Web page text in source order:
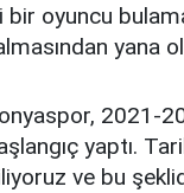
bir oyuncu
yana
2021-
yaptı.
ve bu